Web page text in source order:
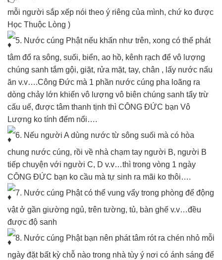
mỗi người sắp xếp nói theo ý riêng của mình, chứ ko được
Học Thuộc Lòng )
5. Nước cúng Phật nếu khấn như trên, xong có thể phát
tâm đổ ra sông, suối, biển, ao hồ, kênh rạch để vô lượng
chúng sanh tắm gội, giặt, rửa mặt, tay, chân , lấy nước nấu
ăn v.v….Công Đức mà 1 phần nước cúng pha loãng ra
dòng chảy lớn khiến vô lượng vô biên chúng sanh tẩy trừ
cấu uế, được tâm thanh tịnh thì CÔNG ĐỨC bạn Vô
Lượng ko tính đếm nổi….
6. Nếu người A dùng nước từ sông suối mà có hòa
chung nước cúng, rồi về nhà chạm tay người B, người B
tiếp chuyện với người C, D v.v…thì trong vòng 1 ngày
CÔNG ĐỨC bạn ko cầu mà tự sinh ra mãi ko thôi….
7. Nước cúng Phật có thể vung vẩy trong phòng để động
vật ở gần giường ngủ, trên tường, tủ, bàn ghế v.v…đều
được độ sanh
8. Nước cúng Phật bạn nên phát tâm rót ra chén nhỏ mỗi
ngày đặt bất kỳ chỗ nào trong nhà tùy ý nơi có ánh sáng để